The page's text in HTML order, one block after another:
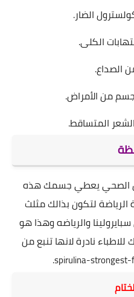
الصحي يعطي جسمك هذه
لتكون بذالك مثلث
والرياضه وهذا هو
نادرة لانها تنبع من
strongest-